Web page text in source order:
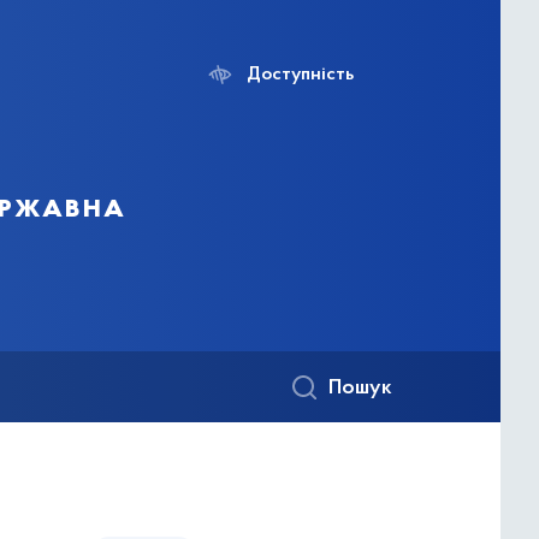
Доступність
Пошук